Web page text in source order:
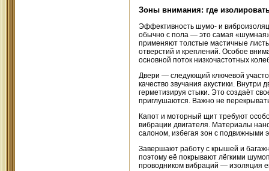
Зоны внимания: где
Эффективность шумо- и
обычно с пола — это самая «шумная»
применяют толстые мастичные
отверстий и креплений. Особое
основной поток низкочастотных
Двери — следующий ключевой
качество звучания акустики.
герметизируя стыки. Это создаёт
приглушаются. Важно не
Капот и моторный щит требуют
вибрации двигателя. Материалы
салоном, избегая зон с подвижными
Завершают работу с крышей и
поэтому её покрывают лёгкими
проводником вибраций — изоляция